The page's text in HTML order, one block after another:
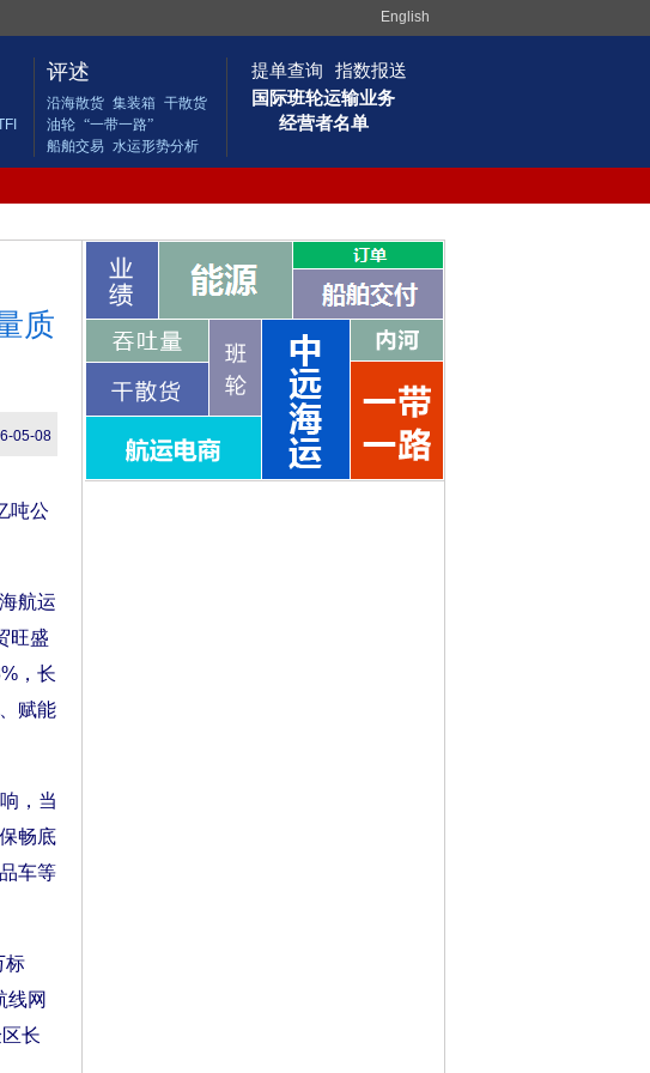
English
评述
沿海散货 集装箱 干散货
油轮 “一带一路”
船舶交易 水运形势分析
提单查询
指数报送
国际班轮运输业务
经营者名单
质
05-08
吨公
航运
旺盛
，长
赋能
，当
畅底
车等
标
线网
长